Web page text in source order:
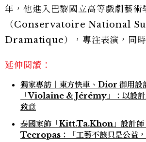
年，他進入巴黎國立高等戲劇藝術
（Conservatoire National
Dramatique），專注表演，同時
延伸閱讀：
獨家專訪｜東方快車、Dior 御用設
「Violaine & Jérémy」：以設計
致意
泰國家飾「Kitt.Ta.Khon」設計
Teeropas：「工藝不該只是公益，